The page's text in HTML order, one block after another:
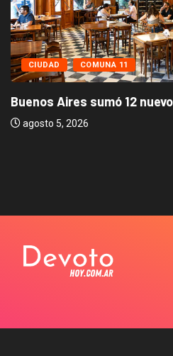
CIUDAD COMUNA 11
Buenos Aires sumó 12
agosto 5, 2026